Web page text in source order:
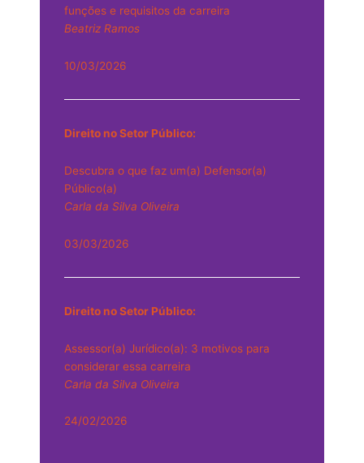
funções e requisitos da carreira
Beatriz Ramos
10/03/2026
Direito no Setor Público:
Descubra o que faz um(a) Defensor(a)
Público(a)
Carla da Silva Oliveira
03/03/2026
Direito no Setor Público:
Assessor(a) Jurídico(a): 3 motivos para
considerar essa carreira
Carla da Silva Oliveira
24/02/2026